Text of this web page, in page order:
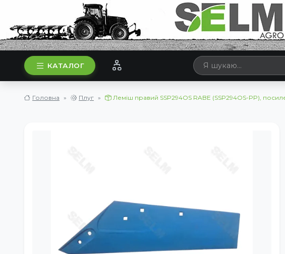
КАТАЛОГ
Головна Плуг Леміш правий SSP294OS RABE (SSP294OS-PP),